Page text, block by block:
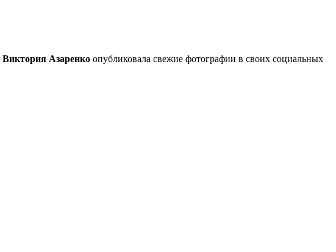
Виктория Азаренко опубликовала свежие фотографии в своих социальных